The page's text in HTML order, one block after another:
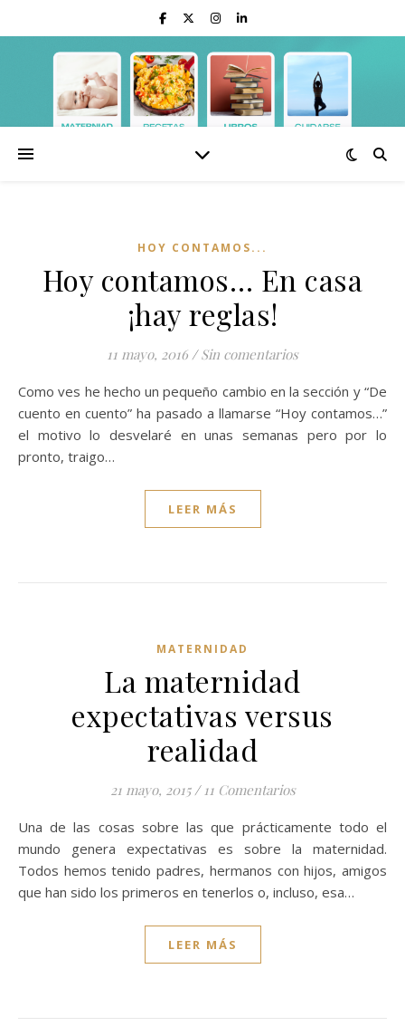
HOY CONTAMOS...
Hoy contamos… En casa
¡hay reglas!
11 mayo, 2016 / Sin comentarios
Como ves he hecho un pequeño cambio en la sección y “De
cuento en cuento” ha pasado a llamarse “Hoy contamos…”
el motivo lo desvelaré en unas semanas pero por lo
pronto, traigo…
LEER MÁS
MATERNIDAD
La maternidad
expectativas versus
realidad
21 mayo, 2015 / 11 Comentarios
Una de las cosas sobre las que prácticamente todo el
mundo genera expectativas es sobre la maternidad.
Todos hemos tenido padres, hermanos con hijos, amigos
que han sido los primeros en tenerlos o, incluso, esa…
LEER MÁS